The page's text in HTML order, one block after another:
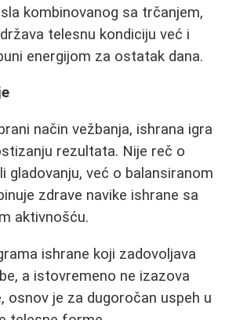
kombinovanog sa trčanjem,
telesnu kondiciju već i
energijom za ostatak dana.
način vežbanja, ishrana igra
rezultata. Nije reč o
gladovanju, već o balansiranom
zdrave navike ishrane sa
aktivnošću.
ishrane koji zadovoljava
a istovremeno ne izazova
osnov je za dugoročan uspeh u